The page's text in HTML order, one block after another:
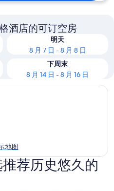
酒店的可订空房
明天
8 月 7 日 - 8 月 8 日
下周末
8 月 14 日 - 8 月 16 日
地图
荐历史悠久的